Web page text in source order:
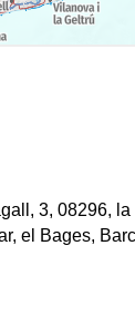
3, 08296, la
el Bages,